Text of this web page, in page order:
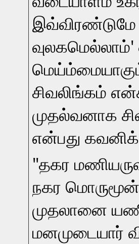
இவ்விரண்டுமே
சிவலிங்கம்
முதல்வனாக
என்பது
"தகர
நகர
முதலானை
மனமுடையார்